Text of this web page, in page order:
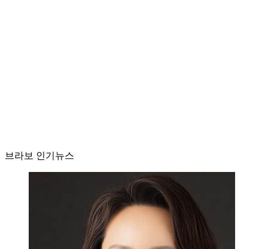
브라보 인기뉴스